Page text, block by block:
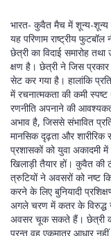
भारत- कुवैत मैच में शून्य-शून्य
यह परिणाम राष्ट्रीय फुटबॉल
छेत्री का विदाई समारोह तथा
क्षण है। छेत्री ने जिस प्रकार
सेट कर गया है। हालांकि
में रचनात्मकता की कमी
रणनीति अपनाने की
अभाव है, जिससे संभावित
मानसिक दृढ़ता और शारीरिक
प्रशासकों को युवा अकादमी
खिलाड़ी तैयार हों। कुवैत की
त्रुटियों ने अवसरों को नष्ट
करने के लिए बुनियादी
अगले चरण में कतर के विरुद्ध
अवसर चूक सकते हैं। छेत्री का
परन्तु वह एकमात्र आधार